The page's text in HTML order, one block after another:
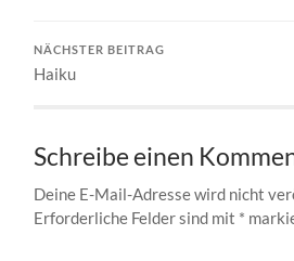
NÄCHSTER BEITRAG
Haiku
Schreibe einen
Deine E-Mail-Adresse wird nicht
Erforderliche Felder sind mit *